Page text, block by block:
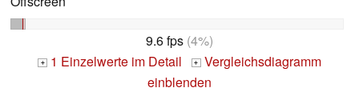
9.6 fps (4%)
+ 1 Einzelwerte im Detail + Vergleichsdiagramm
einblenden